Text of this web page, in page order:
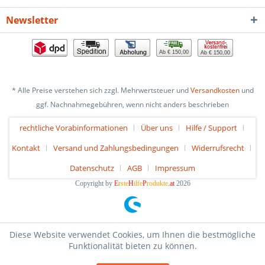
Newsletter
Ab € 150,00 Ab € 150,00
* Alle Preise verstehen sich zzgl. Mehrwertsteuer undVersandkostenund
ggf. Nachnahmegebühren, wenn nicht anders beschrieben
rechtliche Vorabinformationen Über uns
Hilfe / Support
Kontakt
Versand und Zahlungsbedingungen
Widerrufsrecht
Datenschutz
AGB Impressum
Copyright by ErsteHilfeProdukte.at2026
Diese Website verwendet Cookies, um Ihnen die bestmögliche
Funktionalität bieten zu können.